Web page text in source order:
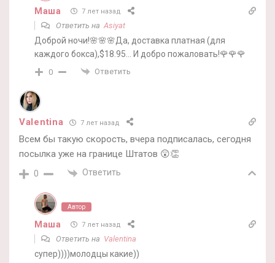
Маша 7 лет назад
Ответить на Asiyat
Доброй ночи!🌸🌸🌸Да, доставка платная (для
каждого бокса),$18.95… И добро пожаловать!🌹🌹🌹
0 Ответить
Valentina 7 лет назад
Всем бы такую скорость, вчера подписалась, сегодня
посылка уже на границе Штатов 😲👏
0 Ответить
Автор
Маша 7 лет назад
Ответить на Valentina
супер))))молодцы какие))